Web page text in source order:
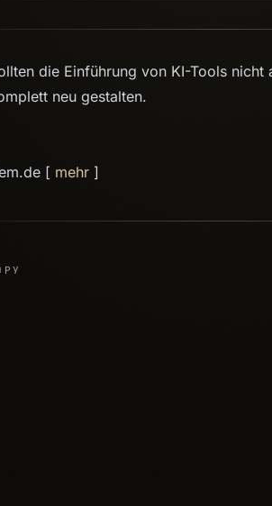
die Einführung von KI-Tools
neu gestalten.
[ mehr ]